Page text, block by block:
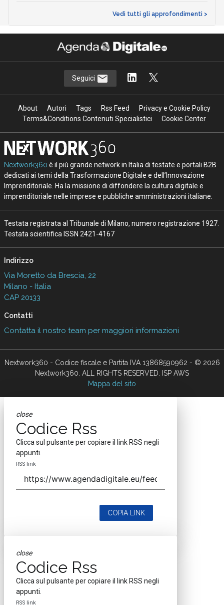
Vedi tutti gli approfondimenti >
Seguici
About Autori Tags Rss Feed
Privacy e Cookie Policy
Terms&Conditions Contenuti Specialistici
Cookie Center
Nextwork360 è il più grande network in Italia di testate e portali B2B
dedicati ai temi della Trasformazione Digitale e dell’Innovazione
Imprenditoriale. Ha la missione di diffondere la cultura digitale e
imprenditoriale nelle imprese e pubbliche amministrazioni italiane.
Testata registrata al Tribunale di Milano, numero registrazione 1927.
Testata scientifica ISSN 2421-4167
Indirizzo
Via Moretto da Brescia, 22
Milano - Italia
CAP 20133
Contatti
Contatta il nostro team per maggiori informazioni
Nextwork360 - Codice fiscale e Partita IVA 13868590962 - © 2026
Nextwork360. ALL RIGHTS RESERVED. ISP AWS
Mappa del sito
close
Codice Rss
Clicca sul pulsante per copiare il link RSS negli
appunti.
RSS link
COPIA LINK
close
Codice Rss
Clicca sul pulsante per copiare il link RSS negli
appunti.
RSS link